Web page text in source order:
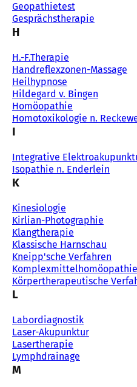
Geopathietest
Gesprächstherapie
H
H.-F.Therapie
Handreflexzonen-Massage
Heilhypnose
Hildegard v. Bingen
Homöopathie
Homotoxikologie n.
I
Integrative
Isopathie n. Enderlein
K
Kinesiologie
Kirlian-Photographie
Klangtherapie
Klassische Harnschau
Kneipp'sche Verfahren
Komplexmittelhomöopathie
Körpertherapeutische
L
Labordiagnostik
Laser-Akupunktur
Lasertherapie
Lymphdrainage
M